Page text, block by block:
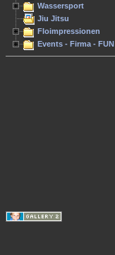
Wassersport
Jiu Jitsu
Floimpressionen
Events - Firma - FUN